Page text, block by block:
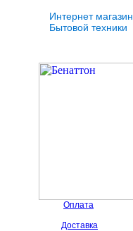
Интернет магазин
Бытовой техники
Оплата
Доставка